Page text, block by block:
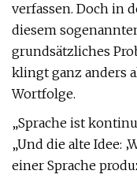
verfassen. Doch in
diesem
grundsätzliches
klingt ganz anders
Wortfolge.
„Sprache ist
„Und die alte Idee:
einer Sprache